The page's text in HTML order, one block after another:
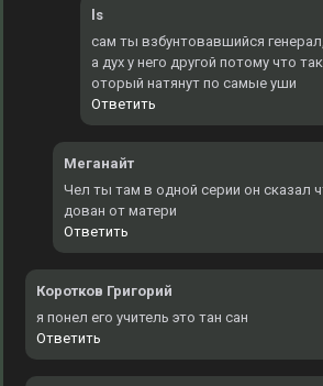
ls
сам ты взбунтовавшийся
а дух у него другой потому что
оторый натянут по самые уши
Ответить
Меганайт
Чел ты там в одной серии он сказал
дован от матери
Ответить
Коротков Григорий
я понел его учитель это тан сан
Ответить